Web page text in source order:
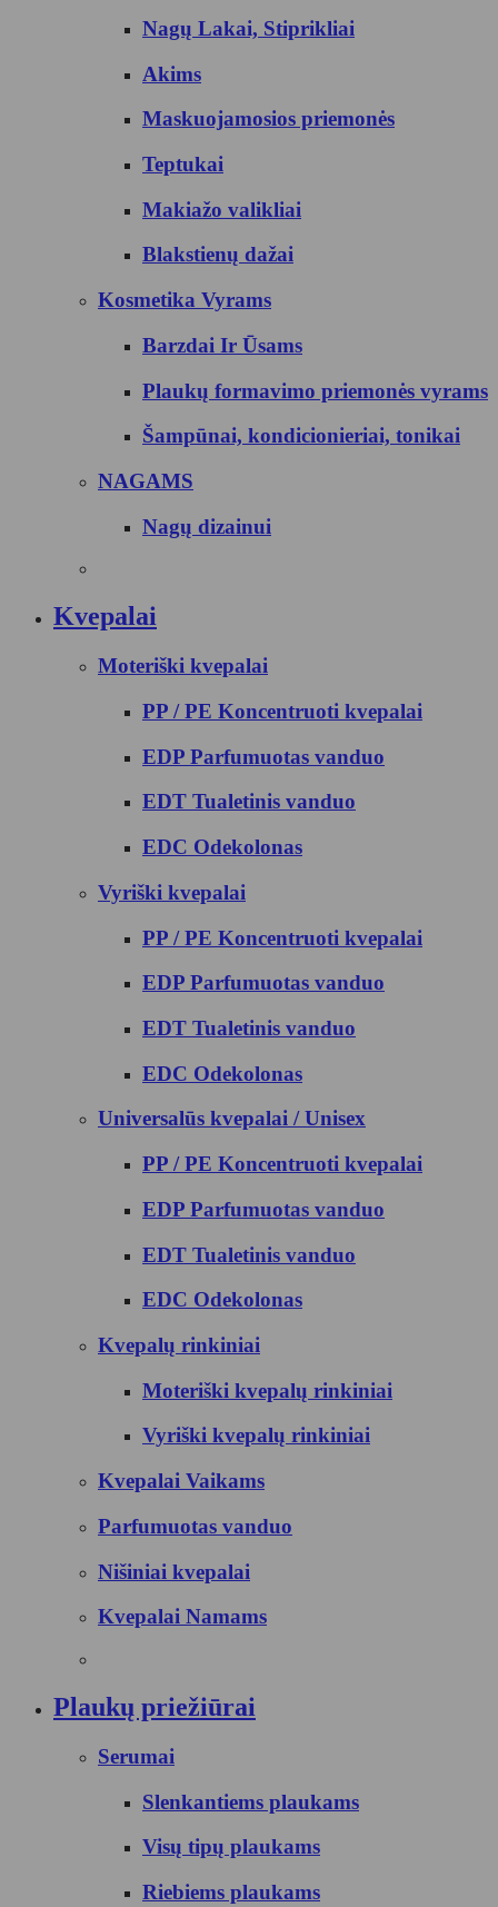
Nagų Lakai, Stiprikliai
Akims
Maskuojamosios priemonės
Teptukai
Makiažo valikliai
Blakstienų dažai
Kosmetika Vyrams
Barzdai Ir Ūsams
Plaukų formavimo priemonės vyrams
Šampūnai, kondicionieriai, tonikai
NAGAMS
Nagų dizainui
Kvepalai
Moteriški kvepalai
PP / PE Koncentruoti kvepalai
EDP Parfumuotas vanduo
EDT Tualetinis vanduo
EDC Odekolonas
Vyriški kvepalai
PP / PE Koncentruoti kvepalai
EDP Parfumuotas vanduo
EDT Tualetinis vanduo
EDC Odekolonas
Universalūs kvepalai / Unisex
PP / PE Koncentruoti kvepalai
EDP Parfumuotas vanduo
EDT Tualetinis vanduo
EDC Odekolonas
Kvepalų rinkiniai
Moteriški kvepalų rinkiniai
Vyriški kvepalų rinkiniai
Kvepalai Vaikams
Parfumuotas vanduo
Nišiniai kvepalai
Kvepalai Namams
Plaukų priežiūrai
Serumai
Slenkantiems plaukams
Visų tipų plaukams
Riebiems plaukams